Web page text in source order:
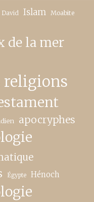
David Islam Moabite
de la mer
religions
apocryphes
Égypte Hénoch